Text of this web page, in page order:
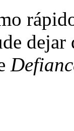
dejar